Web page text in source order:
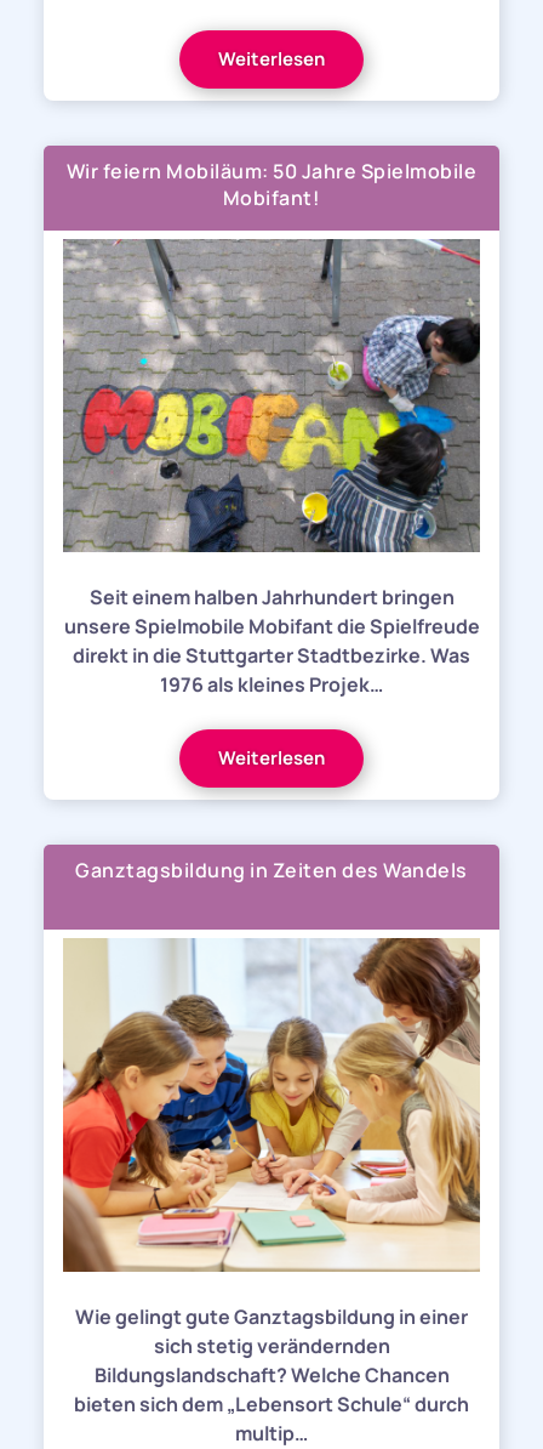
Weiterlesen
Wir feiern Mobiläum: 50 Jahre Spielmobile
Mobifant!
Seit einem halben Jahrhundert bringen
unsere Spielmobile Mobifant die Spielfreude
direkt in die Stuttgarter Stadtbezirke. Was
1976 als kleines Projek…
Weiterlesen
Ganztagsbildung in Zeiten des Wandels
Wie gelingt gute Ganztagsbildung in einer
sich stetig verändernden
Bildungslandschaft? Welche Chancen
bieten sich dem „Lebensort Schule“ durch
multip…